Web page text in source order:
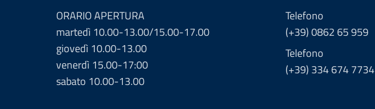
ORARIO APERTURA
martedì 10.00-13.00/15.00-17.00
giovedì 10.00-13.00
venerdì 15.00-17:00
sabato 10.00-13.00
Telefono
(+39) 0862 65 959
Telefono
(+39) 334 674 7734